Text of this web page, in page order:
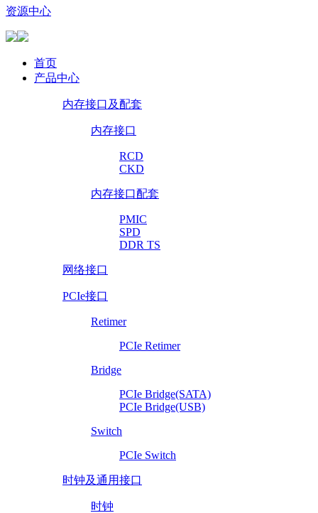
资源中心
首页
产品中心
内存接口及配套
内存接口
RCD
CKD
内存接口配套
PMIC
SPD
DDR TS
网络接口
PCIe接口
Retimer
PCIe Retimer
Bridge
PCIe Bridge(SATA)
PCIe Bridge(USB)
Switch
PCIe Switch
时钟及通用接口
时钟